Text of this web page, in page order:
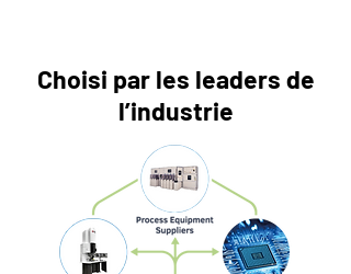
Choisi par les leaders de
l’industrie